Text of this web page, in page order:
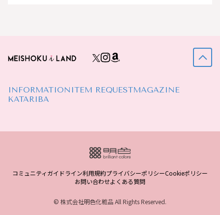
INFORMATION ITEM REQUESTMAGAZINE
KATARIBA
コミュニティガイドライン利用規約プライバシーポリシーCookieポリシー
お問い合わせよくある質問
© 株式会社明色化粧品 All Rights Reserved.